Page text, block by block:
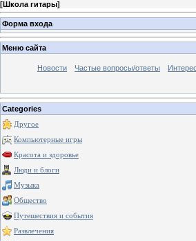
[Школа гитары]
Форма входа
Меню сайта
Новости Частые вопросы/ответы
Categories
Другое
Компьютерные игры
Красота и здоровье
Люди и блоги
Музыка
Общество
Путешествия и события
Развлечения